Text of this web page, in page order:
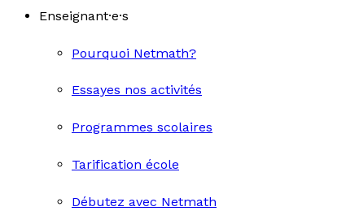
Enseignant·e·s
Pourquoi Netmath?
Essayes nos activités
Programmes scolaires
Tarification école
Débutez avec Netmath